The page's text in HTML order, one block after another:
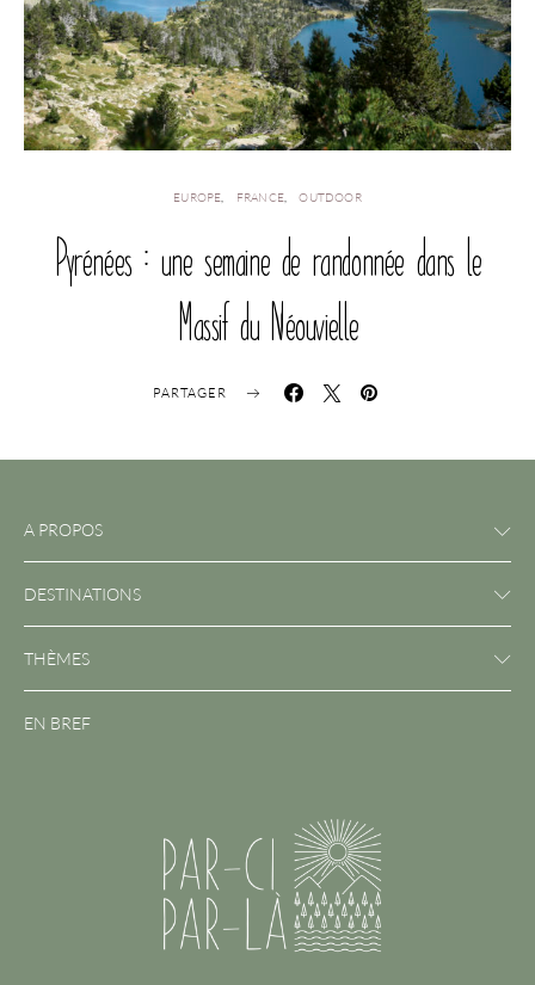
EUROPE FRANCE OUTDOOR
Pyrénées : une semaine de randonnée dans le
Massif du Néouvielle
PARTAGER
A PROPOS
DESTINATIONS
THÈMES
EN BREF